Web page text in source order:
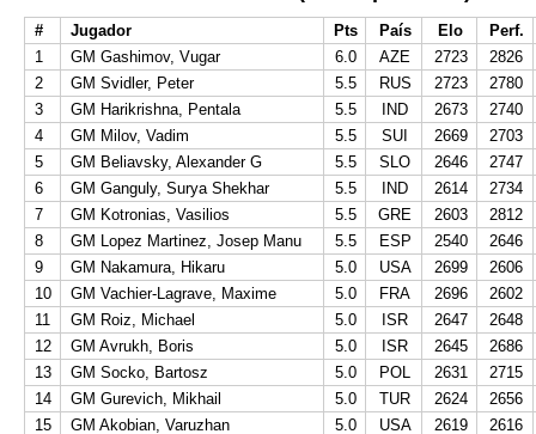
# Jugador Pts País Elo
Perf.
1
GM Gashimov, Vugar 6.0 AZE 2723
2826
2
GM Svidler, Peter 5.5 RUS 2723
2780
3
GM Harikrishna, Pentala 5.5 IND 2673
2740
4
GM Milov, Vadim 5.5 SUI 2669
2703
5
GM Beliavsky, Alexander G 5.5 SLO 2646
2747
6
GM Ganguly, Surya Shekhar 5.5 IND 2614
2734
7
GM Kotronias, Vasilios 5.5 GRE 2603
2812
8
GM Lopez Martinez, Josep Manu 5.5 ESP 2540
2646
9
GM Nakamura, Hikaru 5.0 USA 2699
2606
10
GM Vachier-Lagrave, Maxime 5.0 FRA 2696
2602
11
GM Roiz, Michael 5.0 ISR 2647
2648
12
GM Avrukh, Boris 5.0 ISR 2645
2686
13
GM Socko, Bartosz 5.0 POL 2631
2715
14
GM Gurevich, Mikhail 5.0 TUR 2624
2656
15
GM Akobian, Varuzhan 5.0 USA 2619 2616